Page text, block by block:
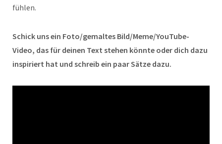
fühlen.
Schick uns ein Foto/gemaltes Bild/Meme/YouTube-
Video, das für deinen Text stehen könnte oder dich dazu
inspiriert hat und schreib ein paar Sätze dazu.